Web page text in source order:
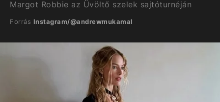
Margot Robbie az Üvöltő szelek sajtóturnéján
Forrás Instagram/@andrewmukamal